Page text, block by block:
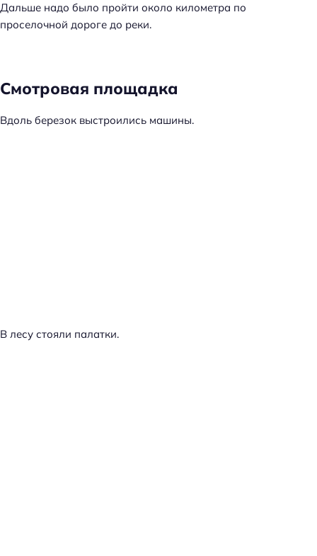
Дальше надо было пройти около километра по
проселочной дороге до реки.
Смотровая площадка
Вдоль березок выстроились машины.
В лесу стояли палатки.